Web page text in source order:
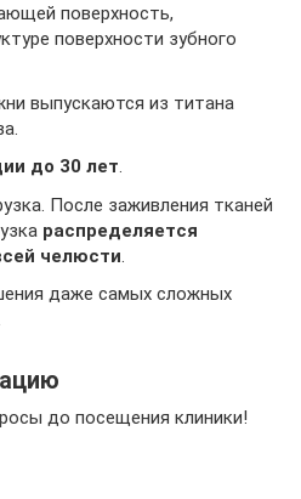
поверхность,
поверхности зубного
выпускаются из титана
до 30 лет.
После заживления тканей
распределяется
челюсти
даже самых сложных
до посещения клиники!